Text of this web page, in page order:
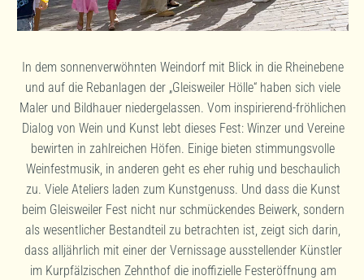
In dem sonnenverwöhnten Weindorf mit Blick in die Rheinebene
und auf die Rebanlagen der „Gleisweiler Hölle“ haben sich viele
Maler und Bildhauer niedergelassen. Vom inspirierend-fröhlichen
Dialog von Wein und Kunst lebt dieses Fest: Winzer und Vereine
bewirten in zahlreichen Höfen. Einige bieten stimmungsvolle
Weinfestmusik, in anderen geht es eher ruhig und beschaulich
zu. Viele Ateliers laden zum Kunstgenuss. Und dass die Kunst
beim Gleisweiler Fest nicht nur schmückendes Beiwerk, sondern
als wesentlicher Bestandteil zu betrachten ist, zeigt sich darin,
dass alljährlich mit einer der Vernissage ausstellender Künstler
im Kurpfälzischen Zehnthof die inoffizielle Festeröffnung am